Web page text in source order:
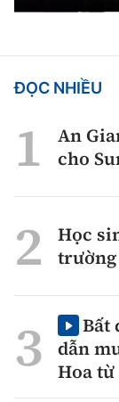
ĐỌC NHIỀU
An
cho
Học
trường
Bất
dẫn
Hoa